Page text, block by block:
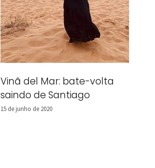
Vinã del Mar: bate-volta
saindo de Santiago
15 de junho de 2020